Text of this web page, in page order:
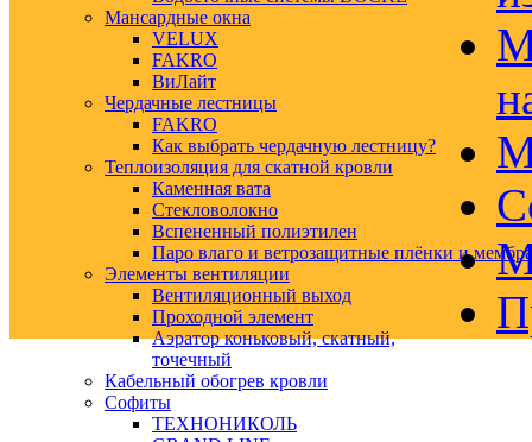
Мансардные окна
VELUX
FAKRO
ВиЛайт
Чердачные лестницы
FAKRO
Как выбрать чердачную лестницу?
Теплоизоляция для скатной кровли
Каменная вата
Стекловолокно
Вспененный полиэтилен
Паро влаго и ветрозащитные плёнки и
Элементы вентиляции
Вентиляционный выход
Проходной элемент
Аэратор коньковый, скатный,
точечный
Кабельный обогрев кровли
Софиты
ТЕХНОНИКОЛЬ